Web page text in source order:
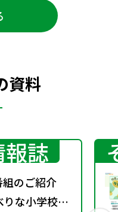
資料
誌
のご紹介
りな小学校英